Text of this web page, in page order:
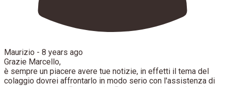
Maurizio - 8 years ago
Grazie Marcello,
è sempre un piacere avere tue notizie, in effetti il tema del
colaggio dovrei affrontarlo in modo serio con l'assistenza di